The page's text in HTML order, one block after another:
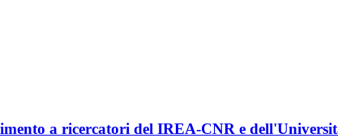
a ricercatori del IREA-CNR e